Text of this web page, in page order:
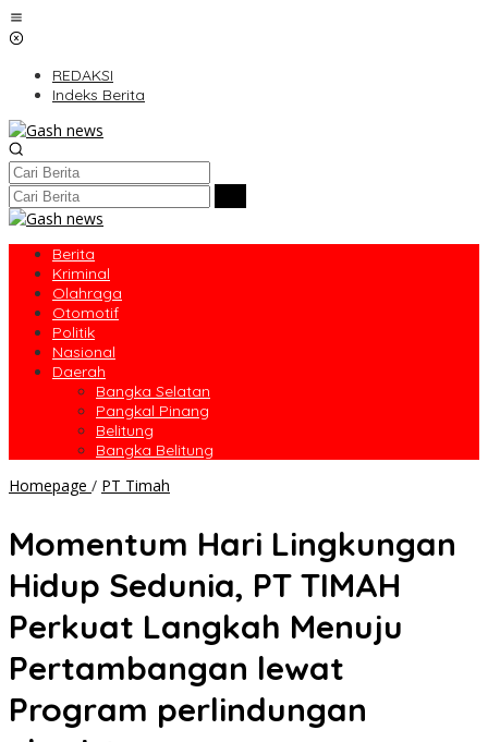
Lewati
ke
REDAKSI
Indeks Berita
Berita
Kriminal
Olahraga
Otomotif
Politik
Nasional
Daerah
Bangka Selatan
Pangkal Pinang
Belitung
Bangka Belitung
Homepage / PT Timah
Hidup
PT
Perkuat
Langkah
Menuju
Pertambangan
lewat
Momentum Hari Lingkungan
Hidup Sedunia, PT TIMAH
Perkuat Langkah Menuju
Pertambangan lewat
Program perlindungan